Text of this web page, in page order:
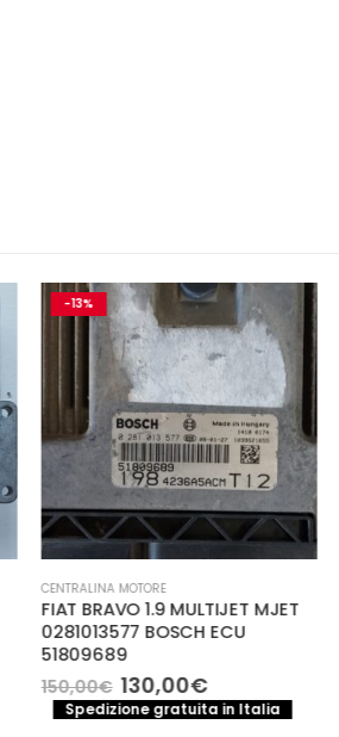
-13%
CENTRALINA MOTORE
FIAT BRAVO 1.9 MULTIJET MJET
0281013577 BOSCH ECU
51809689
150,00€ Il
prezzo
originale
130,00€Il
prezzo
attuale
Spedizione gratuita in Italia